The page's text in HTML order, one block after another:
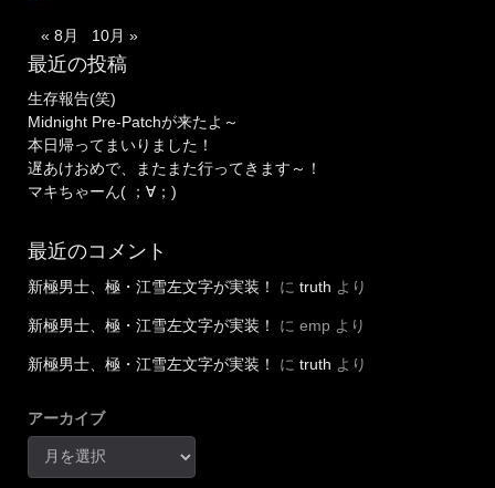
« 8月 10月 »
最近の投稿
生存報告(笑)
Midnight Pre-Patchが来たよ～
本日帰ってまいりました！
遅あけおめで、またまた行ってきます～！
マキちゃーん( ；∀；)
最近のコメント
新極男士、極・江雪左文字が実装！ に truth より
新極男士、極・江雪左文字が実装！ に emp より
新極男士、極・江雪左文字が実装！ に truth より
アーカイブ